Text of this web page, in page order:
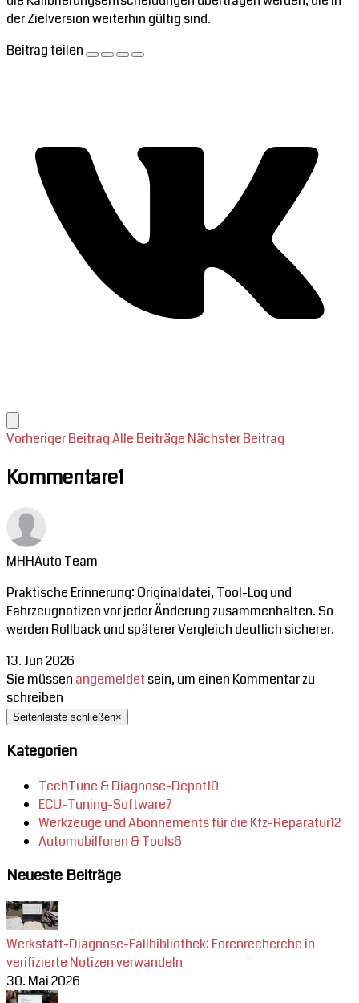
der Zielversion weiterhin gültig sind.
Beitrag teilen
Vorheriger BeitragAlle Beiträge Nächster Beitrag
Kommentare1
MHHAuto Team
Praktische Erinnerung: Originaldatei, Tool-Log und
Fahrzeugnotizen vor jeder Änderung zusammenhalten. So
werden Rollback und späterer Vergleich deutlich sicherer.
13. Jun 2026
Sie müssen angemeldet sein, um einen Kommentar zu
schreiben
Seitenleiste schließen×
Kategorien
TechTune & Diagnose-Depot10
ECU-Tuning-Software7
Werkzeuge und Abonnements für die Kfz-Reparatur12
Automobilforen & Tools6
Neueste Beiträge
Werkstatt-Diagnose-Fallbibliothek: Forenrecherche in
verifizierte Notizen verwandeln
30. Mai 2026